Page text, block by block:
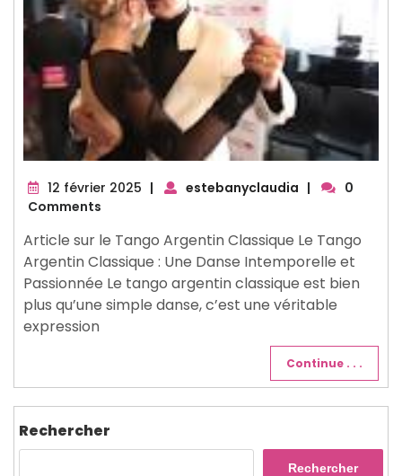
12 février 2025 12| estebanyclaudia |
0
Comments
Article sur le Tango Argentin Classique Le Tango
Argentin Classique : Une Danse Intemporelle et
Passionnée Le tango argentin classique est bien
plus qu’une simple danse, c’est une véritable
expression
Continue . . .
Rechercher
Rechercher